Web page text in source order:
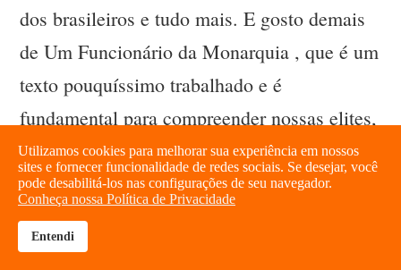
dos brasileiros e tudo mais. E gosto demais
de Um Funcionário da Monarquia , que é um
texto pouquíssimo trabalhado e é
fundamental para compreender nossas elites,
como elas se constroem, quais são os
arranjos, quais são as negociações e como
funciona até hoje no Brasil o funcionalismo
público. E tudo feito com muita delicadeza,
brightness_high
Utilizamos cookies para melhorar sua experiência em nossos
sites e fornecer funcionalidade de redes sociais. Se desejar, você
pode desabilitá-los nas configurações de seu navegador.
Conheça nossa Política de Privacidade
Entendi